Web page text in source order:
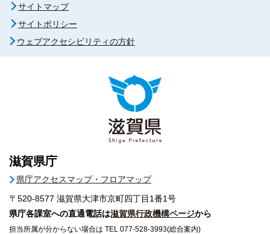
サイトマップ
サイトポリシー
ウェブアクセシビリティの方針
滋賀県庁
県庁アクセスマップ・フロアマップ
〒520-8577 滋賀県大津市京町四丁目1番1号
県庁各課室への直通電話は滋賀県行政機構ページから
担当所属が分からない場合は TEL 077-528-3993(総合案内)